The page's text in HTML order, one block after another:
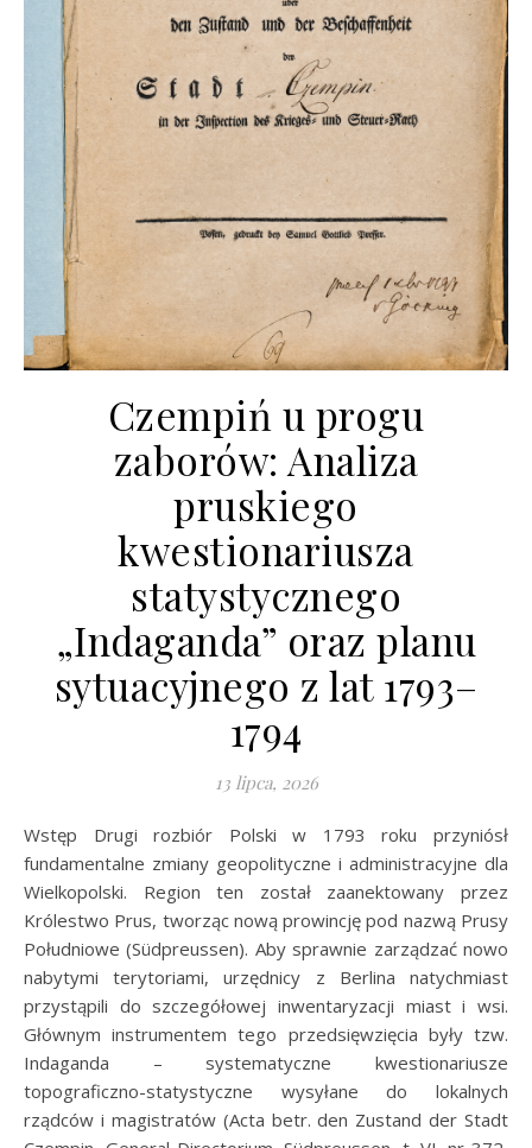
Czempiń u progu
zaborów: Analiza
pruskiego
kwestionariusza
statystycznego
„Indaganda” oraz planu
sytuacyjnego z lat 1793–
1794
13 lipca, 2026
Wstęp Drugi rozbiór Polski w 1793 roku przyniósł
fundamentalne zmiany geopolityczne i administracyjne dla
Wielkopolski. Region ten został zaanektowany przez
Królestwo Prus, tworząc nową prowincję pod nazwą Prusy
Południowe (Südpreussen). Aby sprawnie zarządzać nowo
nabytymi terytoriami, urzędnicy z Berlina natychmiast
przystąpili do szczegółowej inwentaryzacji miast i wsi.
Głównym instrumentem tego przedsięwzięcia były tzw.
Indaganda – systematyczne kwestionariusze
topograficzno-statystyczne wysyłane do lokalnych
rządców i magistratów (Acta betr. den Zustand der Stadt